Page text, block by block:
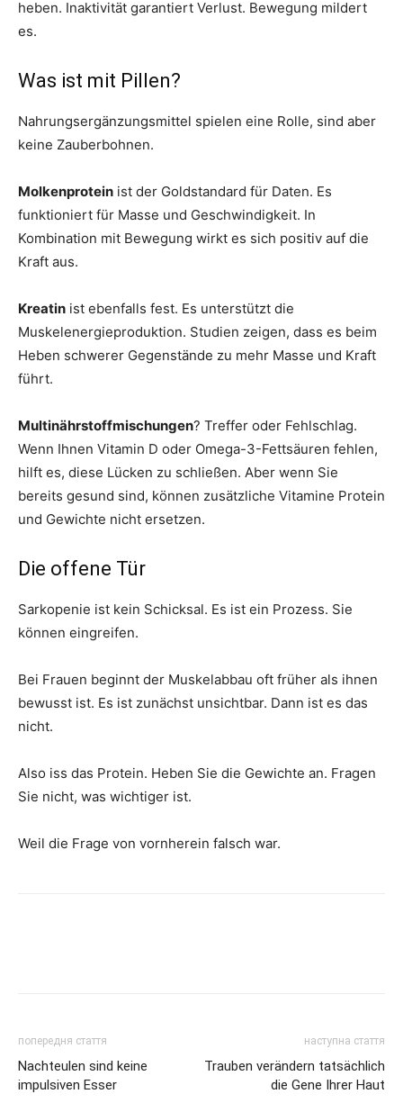
heben. Inaktivität garantiert Verlust. Bewegung mildert
es.
Was ist mit Pillen?
Nahrungsergänzungsmittel spielen eine Rolle, sind aber
keine Zauberbohnen.
Molkenprotein ist der Goldstandard für Daten. Es
funktioniert für Masse und Geschwindigkeit. In
Kombination mit Bewegung wirkt es sich positiv auf die
Kraft aus.
Kreatin ist ebenfalls fest. Es unterstützt die
Muskelenergieproduktion. Studien zeigen, dass es beim
Heben schwerer Gegenstände zu mehr Masse und Kraft
führt.
Multinährstoffmischungen? Treffer oder Fehlschlag.
Wenn Ihnen Vitamin D oder Omega-3-Fettsäuren fehlen,
hilft es, diese Lücken zu schließen. Aber wenn Sie
bereits gesund sind, können zusätzliche Vitamine Protein
und Gewichte nicht ersetzen.
Die offene Tür
Sarkopenie ist kein Schicksal. Es ist ein Prozess. Sie
können eingreifen.
Bei Frauen beginnt der Muskelabbau oft früher als ihnen
bewusst ist. Es ist zunächst unsichtbar. Dann ist es das
nicht.
Also iss das Protein. Heben Sie die Gewichte an. Fragen
Sie nicht, was wichtiger ist.
Weil die Frage von vornherein falsch war.
попередня стаття
Nachteulen sind keine
impulsiven Esser
наступна стаття
Trauben verändern tatsächlich
die Gene Ihrer Haut